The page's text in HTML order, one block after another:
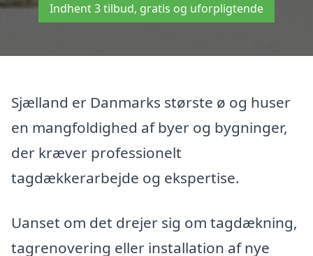
Indhent 3 tilbud, gratis og uforpligtende
Sjælland er Danmarks største ø og huser
en mangfoldighed af byer og bygninger,
der kræver professionelt
tagdækkerarbejde og ekspertise.
Uanset om det drejer sig om tagdækning,
tagrenovering eller installation af nye